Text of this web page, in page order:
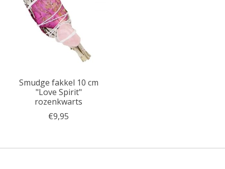
Smudge fakkel 10 cm
"Love Spirit"
rozenkwarts
€9,95